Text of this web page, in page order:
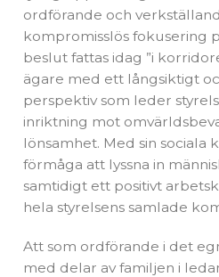
ordförande och
kompromisslös fokusering
beslut fattas idag ”i
ägare med ett långsiktigt
perspektiv som leder
inriktning mot
lönsamhet. Med sin sociala
förmåga att lyssna in
samtidigt ett positivt
hela styrelsens samlade
Att som ordförande i det
med delar av familjen i